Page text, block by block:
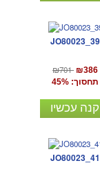
JO80023_39
₪701 ₪386
תחסוך: 45%
קנה עכשיו
JO80023_41